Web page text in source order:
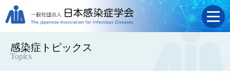
感染症トピックス
Topics